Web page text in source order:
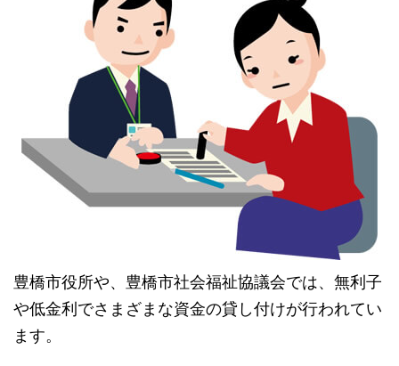
豊橋市役所や、豊橋市社会福祉協議会では、無利子
や低金利でさまざまな資金の貸し付けが行われてい
ます。